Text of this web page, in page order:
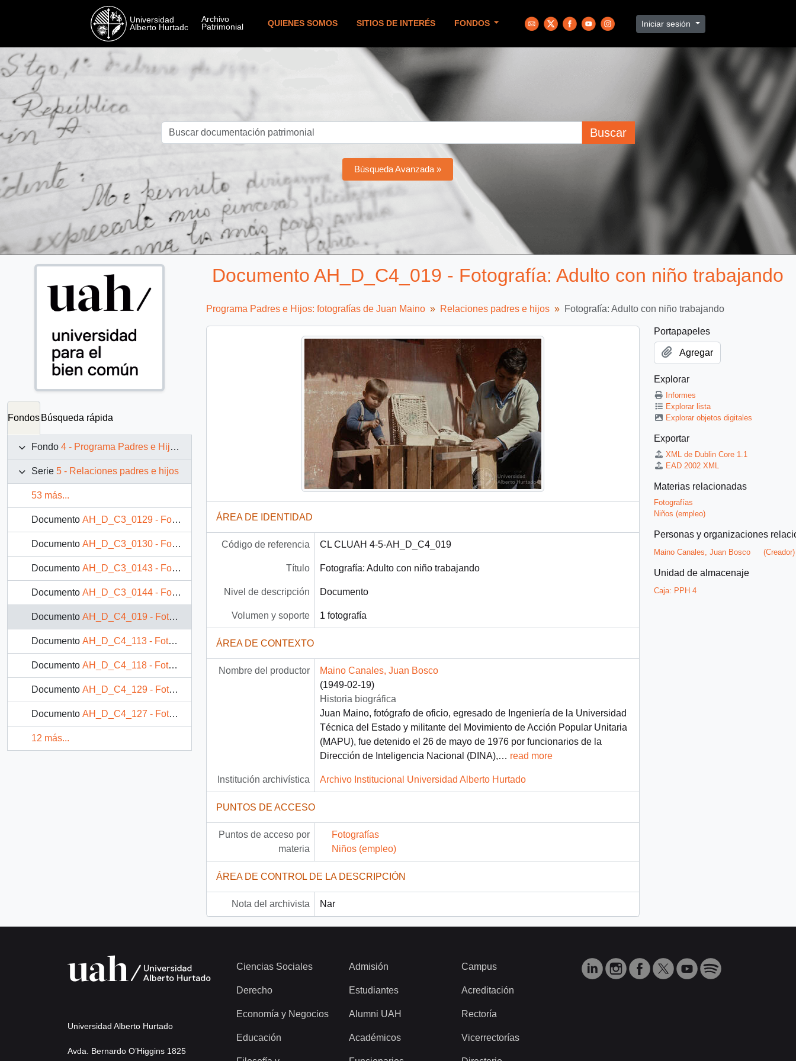
QUIENES SOMOS SITIOS DE INTERÉS FONDOS Iniciar sesión
Buscar
Búsqueda Avanzada »
Fondos Búsqueda rápida
Fondo 4 - Programa Padres e Hijos: fotografías de Juan Maino
Serie 5 - Relaciones padres e hijos
53 más...
Documento AH_D_C3_0129 - Fotografía: Niños saliendo de la casa
Documento AH_D_C3_0130 - Fotografía: Adulto con niño trabajando
Documento AH_D_C3_0143 - Fotografía: Mujer lavando
Documento AH_D_C3_0144 - Fotografía: Mujer pelando una papa
Documento AH_D_C4_019 - Fotografía: Adulto con niño trabajando
Documento AH_D_C4_113 - Fotografía: Padres con hijo
Documento AH_D_C4_118 - Fotografía: Mujer y niña lavando
Documento AH_D_C4_129 - Fotografía: Mujer junto a dos niñas
Documento AH_D_C4_127 - Fotografía: Niño con adulto jugando a la pelota
12 más...
Documento AH_D_C4_019 - Fotografía: Adulto con niño trabajando
Programa Padres e Hijos: fotografías de Juan Maino Relaciones padres e hijos Fotografía: Adulto con niño trabajando
ÁREA DE IDENTIDAD
Código de referencia CL CLUAH 4-5-AH_D_C4_019
Título Fotografía: Adulto con niño trabajando
Nivel de descripción Documento
Volumen y soporte 1 fotografía
ÁREA DE CONTEXTO
Nombre del productor
Maino Canales, Juan Bosco
(1949-02-19)
Historia biográfica
Juan Maino, fotógrafo de oficio, egresado de Ingeniería de la Universidad
Técnica del Estado y militante del Movimiento de Acción Popular Unitaria
(MAPU), fue detenido el 26 de mayo de 1976 por funcionarios de la
Dirección de Inteligencia Nacional (DINA),… read more
Institución archivística Archivo Institucional Universidad Alberto Hurtado
PUNTOS DE ACCESO
Puntos de acceso por
materia
Fotografías
Niños (empleo)
ÁREA DE CONTROL DE LA DESCRIPCIÓN
Nota del archivista Nar
Portapapeles
Agregar
Explorar
Informes
Explorar lista
Explorar objetos digitales
Exportar
XML de Dublin Core 1.1
EAD 2002 XML
Materias relacionadas
Fotografías
Niños (empleo)
Personas y organizaciones
Maino Canales, Juan Bosco (Creador)
Unidad de almacenaje
Caja: PPH 4
Universidad Alberto Hurtado
Avda. Bernardo O’Higgins 1825
Ciencias Sociales
Derecho
Economía y Negocios
Educación
Admisión
Estudiantes
Alumni UAH
Académicos
Campus
Acreditación
Rectoría
Vicerrectorías